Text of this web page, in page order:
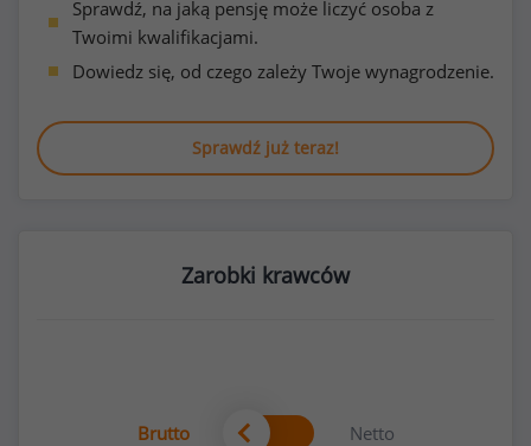
Sprawdź, na jaką pensję może liczyć osoba z
Twoimi kwalifikacjami.
Dowiedz się, od czego zależy Twoje wynagrodzenie.
Sprawdź już teraz!
Zarobki krawców
Brutto Netto